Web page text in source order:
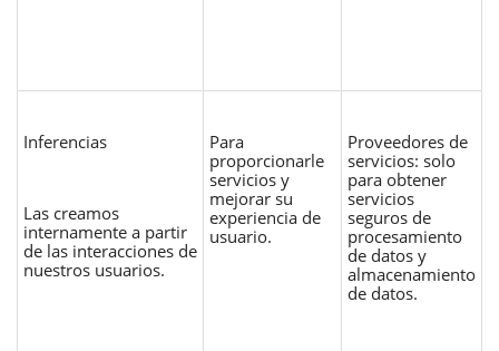
Inferencias
Las creamos
internamente a partir
de las interacciones de
nuestros usuarios.
Para
proporcionarle
servicios y
mejorar su
experiencia de
usuario.
Proveedores de
servicios: solo
para obtener
servicios
seguros de
procesamiento
de datos y
almacenamiento
de datos.